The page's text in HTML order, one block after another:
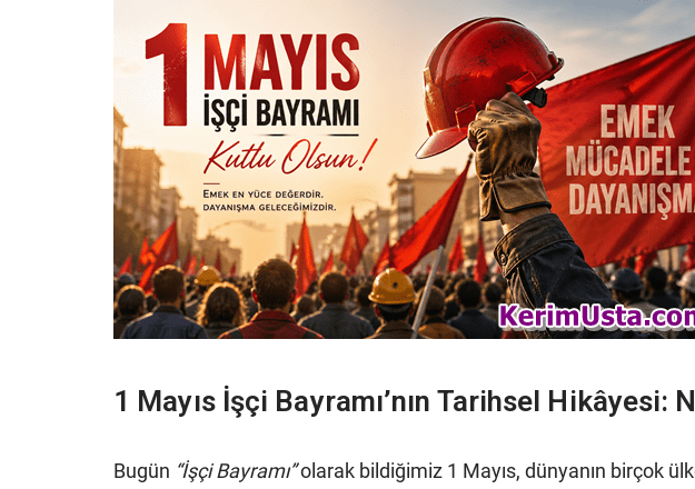
1 Mayıs İşçi Bayramı’nın Tarihsel Hikâyesi:
Bugün “İşçi Bayramı”olarak bildiğimiz 1 Mayıs, dünyanın birçok